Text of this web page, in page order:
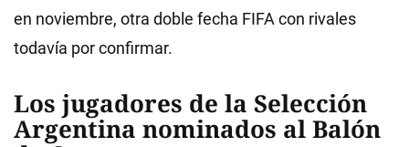
en noviembre, otra doble fecha FIFA con rivales
todavía por confirmar.
Los jugadores de la Selección
Argentina nominados al Balón